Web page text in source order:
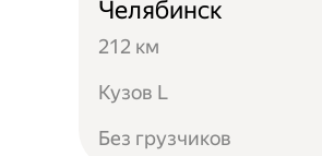
Челябинск
212 км
Кузов L
Без грузчиков